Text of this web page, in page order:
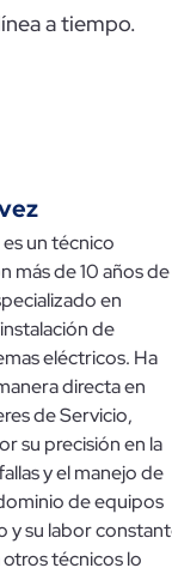
a tiempo.
un técnico
más de 10 años de
en
de
eléctricos. Ha
directa en
de Servicio,
su precisión en la
y el manejo de
de equipos
y su labor
técnicos lo